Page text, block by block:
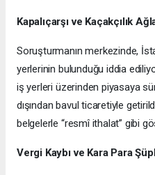
Kapalıçarşı ve Kaçakçılık
Soruşturmanın merkezinde,
yerlerinin bulunduğu iddia
iş yerleri üzerinden piyasaya
dışından bavul ticaretiyle
belgelerle “resmî ithalat” gibi
Vergi Kaybı ve Kara Para